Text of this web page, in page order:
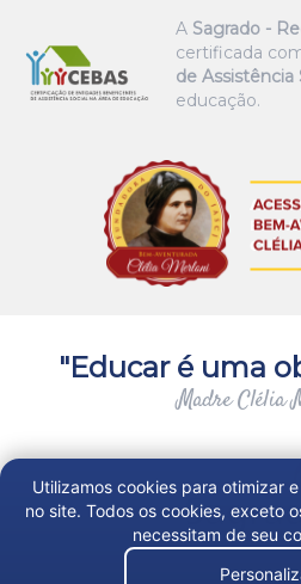
A Sagrado -
certificada
de Assistência
educação.
"Educar é uma
Madre Clélia
Utilizamos cookies para otimizar
no site. Todos os cookies, exceto
necessitam de seu